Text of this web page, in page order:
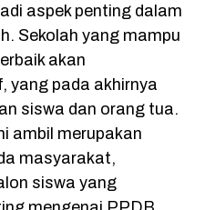
aspek penting dalam
Sekolah yang mampu
akan
yang pada akhirnya
siswa dan orang tua.
ambil merupakan
masyarakat,
siswa yang